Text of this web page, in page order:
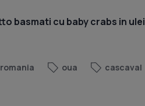
basmati cu baby crabs in ulei
oua cascaval